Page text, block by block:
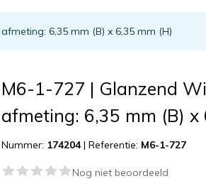
6,35 mm (B) x 6,35 mm (H)
M6-1-727 | Glanzend
afmeting: 6,35 mm (B) x
Nummer: 174204 |Referentie: M6-1-727
Nog niet beoordeeld